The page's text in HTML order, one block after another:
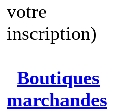
votre
inscription)
Boutiques
marchandes